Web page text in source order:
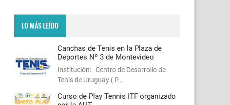
LO MÁS LEÍDO
Canchas de Tenis en la Plaza de
Deportes Nº 3 de Montevideo
Institución: Centro de Desarrollo de
Tenis de Uruguay ( P…
Curso de Play Tennis ITF organizado